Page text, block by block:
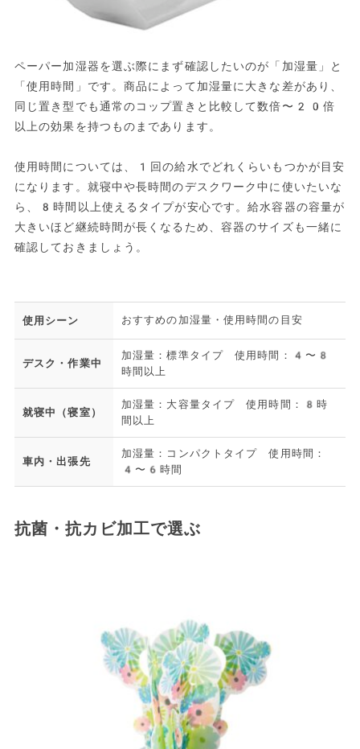
ペーパー加湿器を選ぶ際にまず確認したいのが「加湿量」と
「使用時間」です。商品によって加湿量に大きな差があり、
同じ置き型でも通常のコップ置きと比較して数倍〜20倍
以上の効果を持つものまであります。
使用時間については、1回の給水でどれくらいもつかが目安
になります。就寝中や長時間のデスクワーク中に使いたいな
ら、8時間以上使えるタイプが安心です。給水容器の容量が
大きいほど継続時間が長くなるため、容器のサイズも一緒に
確認しておきましょう。
使用シーン おすすめの加湿量・使用時間の目安
デスク・作業中
加湿量：標準タイプ 使用時間：4〜8
時間以上
就寝中（寝室）
加湿量：大容量タイプ 使用時間：8時
間以上
車内・出張先
加湿量：コンパクトタイプ 使用時間：
4〜6時間
抗菌・抗カビ加工で選ぶ